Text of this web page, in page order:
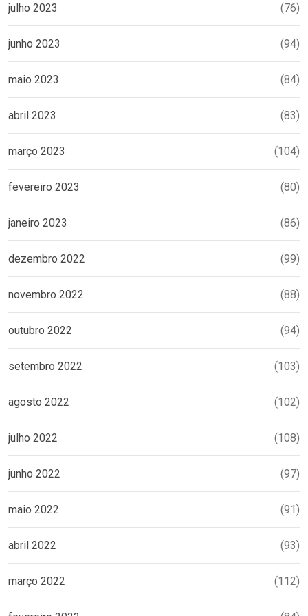
julho 2023 (76)
junho 2023 (94)
maio 2023 (84)
abril 2023 (83)
março 2023 (104)
fevereiro 2023 (80)
janeiro 2023 (86)
dezembro 2022 (99)
novembro 2022 (88)
outubro 2022 (94)
setembro 2022 (103)
agosto 2022 (102)
julho 2022 (108)
junho 2022 (97)
maio 2022 (91)
abril 2022 (93)
março 2022 (112)